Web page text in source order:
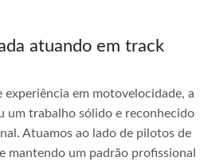
atuando em track
experiência em motovelocidade, a
um trabalho sólido e reconhecido
Atuamos ao lado de pilotos de
mantendo um padrão profissional